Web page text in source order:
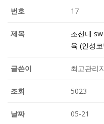
17
조선대
육 (인성
최고관리
5023
05-21